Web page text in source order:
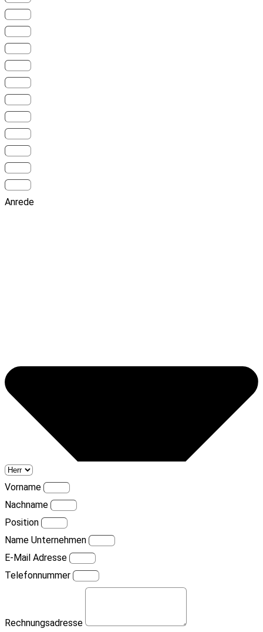
Anrede
Vorname
Nachname
Position
Name Unternehmen
E-Mail Adresse
Telefonnummer
Rechnungsadresse